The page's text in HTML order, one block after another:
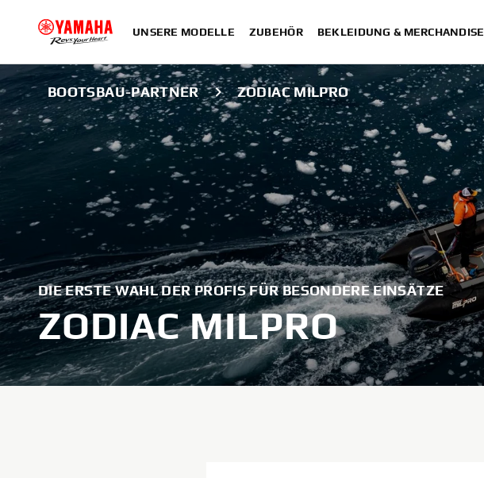
UNSERE MODELLE ZUBEHÖR BEKLEIDUNG & MERCHANDISE
BOOTSBAU-PARTNER ZODIAC MILPRO
DIE ERSTE WAHL DER PROFIS FÜR BESONDERE EINSÄTZE
ZODIAC MILPRO